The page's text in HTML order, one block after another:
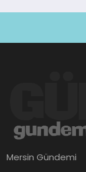
Mersin Gündemi